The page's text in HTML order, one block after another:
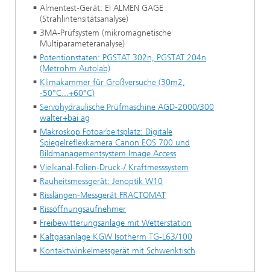
Almentest-Gerät: EI ALMEN GAGE
(Strahlintensitätsanalyse)
3MA-Prüfsystem (mikromagnetische
Multiparameteranalyse)
Potentionstaten: PGSTAT 302n, PGSTAT 204n
(Metrohm Autolab)
Klimakammer für Großversuche (30m2,
-50°C...+60°C)
Servohydraulische Prüfmaschine AGD-2000/300
walter+bai ag
Makroskop Fotoarbeitsplatz: Digitale
Spiegelreflexkamera Canon EOS 700 und
Bildmanagementsystem Image Access
Vielkanal-Folien-Druck-/ Kraftmesssystem
Rauheitsmessgerät: Jenoptik W10
Risslängen-Messgerät FRACTOMAT
Rissöffnungsaufnehmer
Freibewitterungsanlage mit Wetterstation
Kaltgasanlage KGW Isotherm TG-L63/100
Kontaktwinkelmessgerät mit Schwenktisch